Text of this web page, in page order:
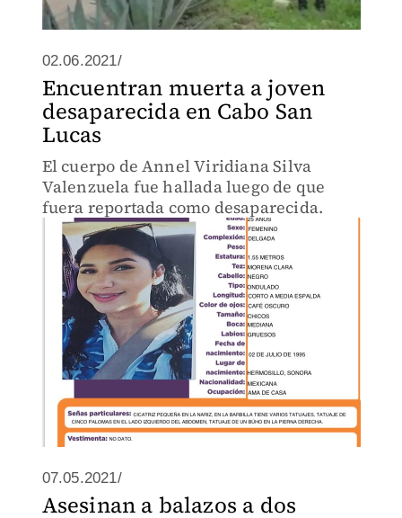
02.06.2021/
Encuentran muerta a joven
desaparecida en Cabo San
Lucas
El cuerpo de Annel Viridiana Silva
Valenzuela fue hallada luego de que
fuera reportada como desaparecida.
07.05.2021/
Asesinan a balazos a dos